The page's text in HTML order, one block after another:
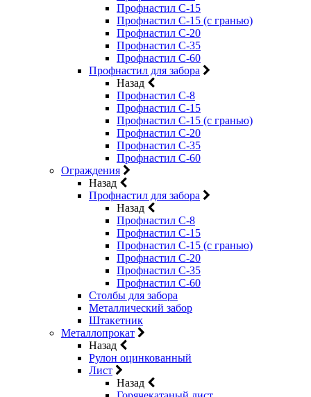
Профнастил С-15
Профнастил С-15 (с гранью)
Профнастил С-20
Профнастил С-35
Профнастил С-60
Профнастил для забора
Назад
Профнастил С-8
Профнастил С-15
Профнастил С-15 (с гранью)
Профнастил С-20
Профнастил С-35
Профнастил С-60
Ограждения
Назад
Профнастил для забора
Назад
Профнастил С-8
Профнастил С-15
Профнастил С-15 (с гранью)
Профнастил С-20
Профнастил С-35
Профнастил С-60
Столбы для забора
Металлический забор
Штакетник
Металлопрокат
Назад
Рулон оцинкованный
Лист
Назад